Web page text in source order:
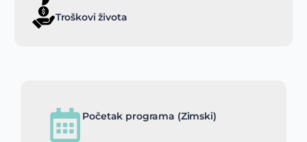
Troškovi života
Početak programa (Zimski)